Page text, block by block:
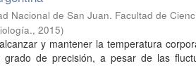
Nacional de San Juan. Facultad de
,2015)
y mantener la temperatura
de precisión, a pesar de las